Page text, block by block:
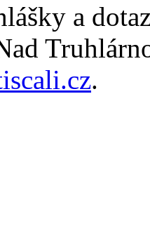
a
.